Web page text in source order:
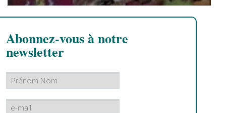
Abonnez-vous à notre
newsletter